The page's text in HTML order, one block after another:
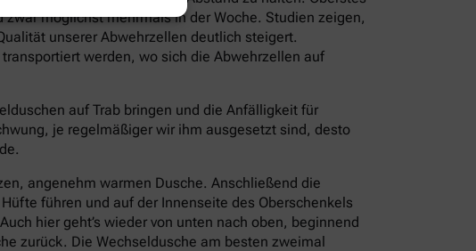
möglichst mehrmals in der Woche. Studien zeigen,
unserer Abwehrzellen deutlich steigert.
werden, wo sich die Abwehrzellen auf
auf Trab bringen und die Anfälligkeit für
je regelmäßiger wir ihm ausgesetzt sind, desto
angenehm warmen Dusche. Anschließend die
führen und auf der Innenseite des Oberschenkels
hier geht’s wieder von unten nach oben, beginnend
zurück. Die Wechseldusche am besten zweimal